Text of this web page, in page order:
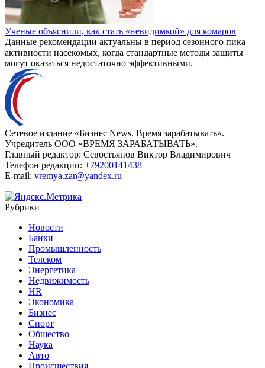
Ученые объяснили, как стать «невидимкой» для комаров
Данные рекомендации актуальны в период сезонного пика
активности насекомых, когда стандартные методы защиты
могут оказаться недостаточно эффективными.
Сетевое издание «Бизнес News. Время зарабатывать».
Учредитель ООО «ВРЕМЯ ЗАРАБАТЫВАТЬ».
Главный редактор: Севостьянов Виктор Владимирович
Телефон редакции: +79200141438
E-mail: vremya.zar@yandex.ru
Рубрики
Новости
Банки
Промышленность
Телеком
Энергетика
Недвижимость
HR
Экономика
Бизнес
Спорт
Общество
Наука
Авто
Происшествия